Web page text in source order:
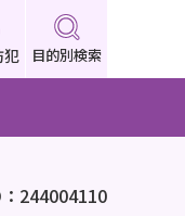
犯 目的別検索
244004110